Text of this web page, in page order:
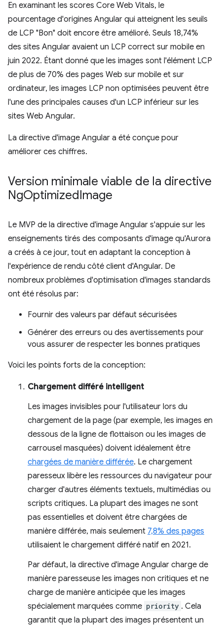
En examinant les scores Core Web Vitals, le
pourcentage d'origines Angular qui atteignent les seuils
de LCP "Bon" doit encore être amélioré. Seuls 18,74%
des sites Angular avaient un LCP correct sur mobile en
juin 2022. Étant donné que les images sont l'élément LCP
de plus de 70% des pages Web sur mobile et sur
ordinateur, les images LCP non optimisées peuvent être
l'une des principales causes d'un LCP inférieur sur les
sites Web Angular.
La directive d'image Angular a été conçue pour
améliorer ces chiffres.
Version minimale viable de la directive
NgOptimizedImage
Le MVP de la directive d'image Angular s'appuie sur les
enseignements tirés des composants d'image qu'Aurora
a créés à ce jour, tout en adaptant la conception à
l'expérience de rendu côté client d'Angular. De
nombreux problèmes d'optimisation d'images standards
ont été résolus par:
Fournir des valeurs par défaut sécurisées
Générer des erreurs ou des avertissements pour
vous assurer de respecter les bonnes pratiques
Voici les points forts de la conception:
Chargement différé intelligent
Les images invisibles pour l'utilisateur lors du
chargement de la page (par exemple, les images en
dessous de la ligne de flottaison ou les images de
carrousel masquées) doivent idéalement être
chargées de manière différée. Le chargement
paresseux libère les ressources du navigateur pour
charger d'autres éléments textuels, multimédias ou
scripts critiques. La plupart des images ne sont
pas essentielles et doivent être chargées de
manière différée, mais seulement 7,8% des pages
utilisaient le chargement différé natif en 2021.
Par défaut, la directive d'image Angular charge de
manière paresseuse les images non critiques et ne
charge de manière anticipée que les images
spécialement marquées comme priority . Cela
garantit que la plupart des images présentent un